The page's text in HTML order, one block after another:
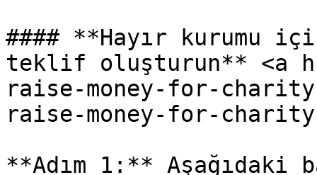
#### **Hayır kurumu
teklif oluşturun** <a
raise-money-for-
raise-money-for-
**Adım 1:** Aşağıdaki